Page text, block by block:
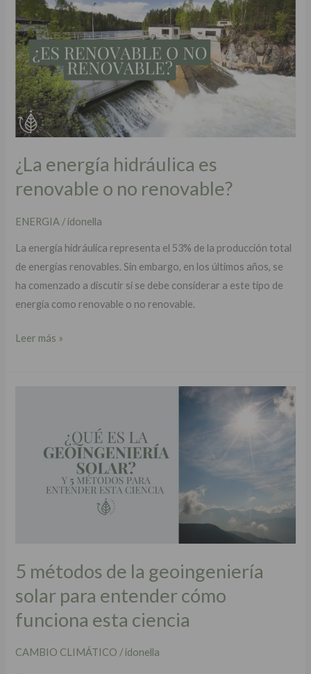
¿La energía hidráulica es
renovable o no renovable?
ENERGIA / idonella
La energía hidráulica representa el 53% de la producción total
de energías renovables. Sin embargo, en los últimos años, se
ha comenzado a discutir si se debe considerar a este tipo de
energía como renovable o no renovable.
energía
hidráulica
es
renovable
o
no
renovable?
Leer más »
5 métodos de la geoingeniería
solar para entender cómo
funciona esta ciencia
CAMBIO CLIMÁTICO / idonella
funciona
esta
ciencia